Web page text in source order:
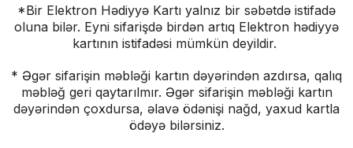
*Bir Elektron Hədiyyə Kartı yalnız bir səbətdə istifadə
oluna bilər. Eyni sifarişdə birdən artıq Elektron hədiyyə
kartının istifadəsi mümkün deyildir.
* Əgər sifarişin məbləği kartın dəyərindən azdırsa, qalıq
məbləğ geri qaytarılmır. Əgər sifarişin məbləği kartın
dəyərindən çoxdursa, əlavə ödənişi nağd, yaxud kartla
ödəyə bilərsiniz.